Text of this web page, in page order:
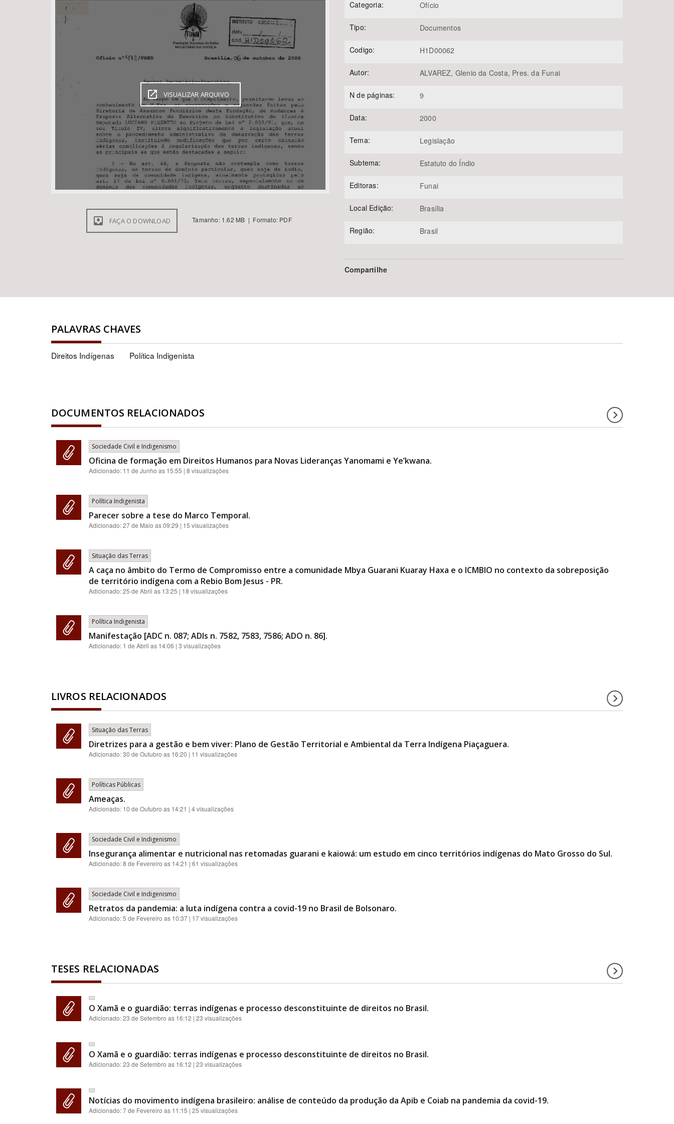
Área Protegida
VISUALIZAR ARQUIVO
FAÇA O DOWNLOAD Tamanho: 1.62 MB | Formato: PDF
Categoria: Ofício
Tipo: Documentos
Codigo: H1D00062
Autor: ALVAREZ, Glenio da Costa, Pres. da Funai
N de páginas: 9
Data: 2000
Tema: Legislação
Subtema: Estatuto do Índio
Editoras: Funai
Local Edição: Brasília
Região: Brasil
Compartilhe
PALAVRAS CHAVES
Direitos Indígenas Política Indigenista
DOCUMENTOS RELACIONADOS
Sociedade Civil e Indigenismo
Oficina de formação em Direitos Humanos para Novas Lideranças Yanomami e Ye’kwana.
Adicionado: 11 de Junho as 15:55 | 8 visualizações
Política Indigenista
Parecer sobre a tese do Marco Temporal.
Adicionado:27 de Maio as 09:29 | 15 visualizações
Situação das Terras
A caça no âmbito do Termo de Compromisso entre a comunidade Mbya Guarani Kuaray Haxa e o ICMBIO no contexto da sobreposição
de território indígena com a Rebio Bom Jesus - PR.
Adicionado:25 de Abril as 13:25 | 18 visualizações
Política Indigenista
Manifestação [ADC n. 087; ADIs n. 7582, 7583, 7586; ADO n. 86].
Adicionado: 1 de Abril as 14:06 | 3 visualizações
LIVROS RELACIONADOS
Situação das Terras
Diretrizes para a gestão e bem viver: Plano de Gestão Territorial e Ambiental da Terra Indígena Piaçaguera.
Adicionado:30 de Outubro as 16:20 | 11 visualizações
Políticas Públicas
Ameaças.
Adicionado: 10 de Outubro as 14:21 | 4 visualizações
Sociedade Civil e Indigenismo
Insegurança alimentar e nutricional nas retomadas guarani e kaiowá: um estudo em cinco territórios indígenas do Mato Grosso do Sul.
Adicionado:8 de Fevereiro as 14:21 | 61 visualizações
Sociedade Civil e Indigenismo
Retratos da pandemia: a luta indígena contra a covid-19 no Brasil de Bolsonaro.
Adicionado:5 de Fevereiro as 10:37 | 17 visualizações
TESES RELACIONADAS
O Xamã e o guardião: terras indígenas e processo desconstituinte de direitos no Brasil.
Adicionado:23 de Setembro as 16:12 | 23 visualizações
O Xamã e o guardião: terras indígenas e processo desconstituinte de direitos no Brasil.
Adicionado:23 de Setembro as 16:12 | 23 visualizações
Notícias do movimento indígena brasileiro: análise de conteúdo da produção da Apib e Coiab na pandemia da covid-19.
Adicionado:7 de Fevereiro as 11:15 | 25 visualizações